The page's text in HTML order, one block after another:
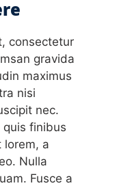
consectetur
gravida
maximus
nisi
nec.
quis finibus
lorem, a
Nulla
Fusce a